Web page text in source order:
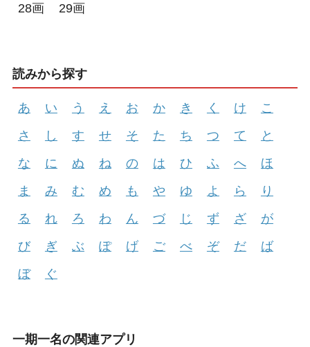
28画
29画
読みから探す
あ い う え お か き く け
こ
さ
し す せ そ た ち つ て
と
な
に ぬ ね の は ひ ふ へ
ほ
ま
み む め も や ゆ よ ら
り
る
れ ろ わ ん づ じ ず ざ
が
び
ぎ ぶ ぽ げ ご べ ぞ だ
ば
ぼ
ぐ
一期一名の関連アプリ